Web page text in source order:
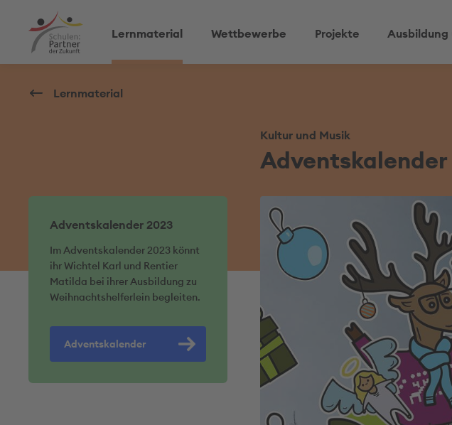
Lernmaterial Wettbewerbe Projekte Ausbildung
Lernmaterial
Kultur und Musik
Adventskalender
Adventskalender 2023
Im Adventskalender 2023 könnt
ihr Wichtel Karl und Rentier
Matilda bei ihrer Ausbildung zu
Weihnachtshelferlein begleiten.
Adventskalender